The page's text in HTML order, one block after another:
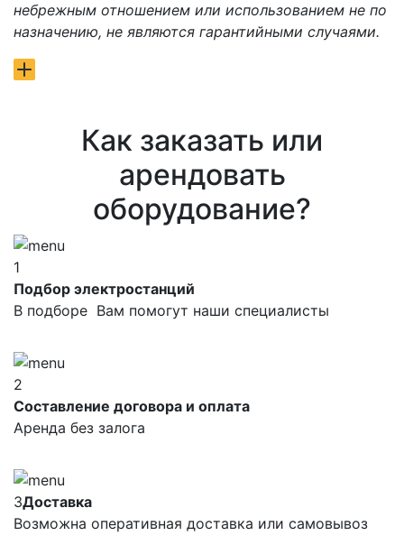
небрежным отношением или использованием не по
назначению, не являются гарантийными случаями.
Как заказать или
арендовать
оборудование?
1
Подбор электростанций
В подборе Вам помогут наши специалисты
2
Составление договора и оплата
Аренда без залога
3Доставка
Возможна оперативная доставка или самовывоз